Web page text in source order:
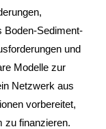
Boden-Sediment-
und
Modelle zur
Netzwerk aus
vorbereitet,
zu finanzieren.